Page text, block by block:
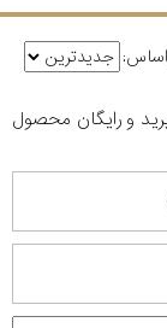
و رایگان محصول